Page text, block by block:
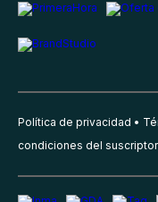
Política de privacidad
condiciones del suscriptor